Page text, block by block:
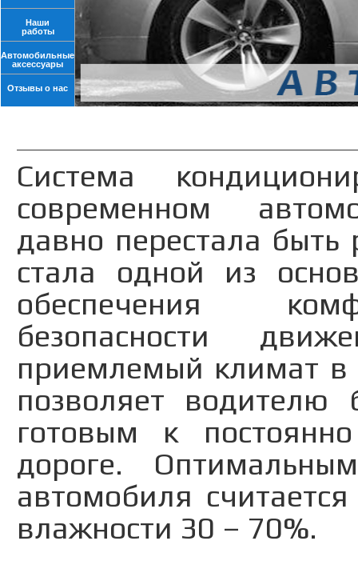
Наши
работы
Автомобильные
аксессуары
Отзывы о нас
Система
современном
давно перестала
стала одной из
обеспечения
безопасности
приемлемый климат в
позволяет водителю
готовым к
дороге.
автомобиля
влажности 30 – 70%.